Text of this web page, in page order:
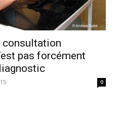
consultation
pas forcément
0